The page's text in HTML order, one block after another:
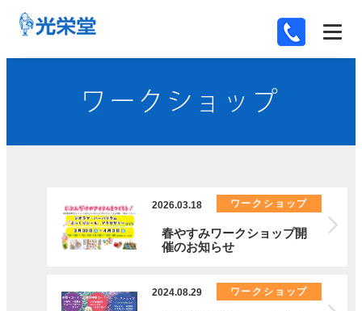
ワークショップ
2026.03.18 ワークショップ
春やすみワークショップ開
催のお知らせ
2024.08.29 ワークショップ